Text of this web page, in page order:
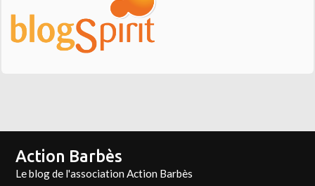
Action Barbès
Le blog de l'association Action Barbès